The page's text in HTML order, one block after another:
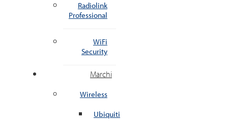
Radiolink
Professional
WiFi
Security
Marchi
Wireless
Ubiquiti